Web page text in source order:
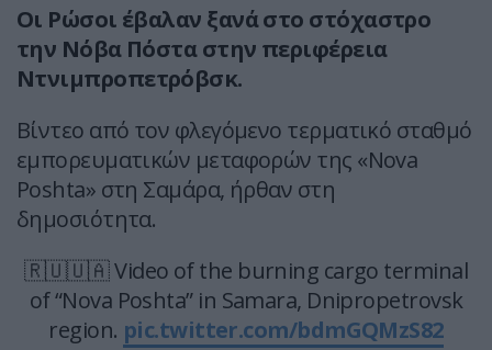
Οι Ρώσοι έβαλαν ξανά στο στόχαστρο
την Νόβα Πόστα στην περιφέρεια
Ντνιμπροπετρόβσκ.
Βίντεο από τον φλεγόμενο τερματικό σταθμό
εμπορευματικών μεταφορών της «Nova
Poshta» στη Σαμάρα, ήρθαν στη
δημοσιότητα.
🇷🇺🇺🇦 Video of the burning cargo terminal
of “Nova Poshta” in Samara, Dnipropetrovsk
region. pic.twitter.com/bdmGQMzS82